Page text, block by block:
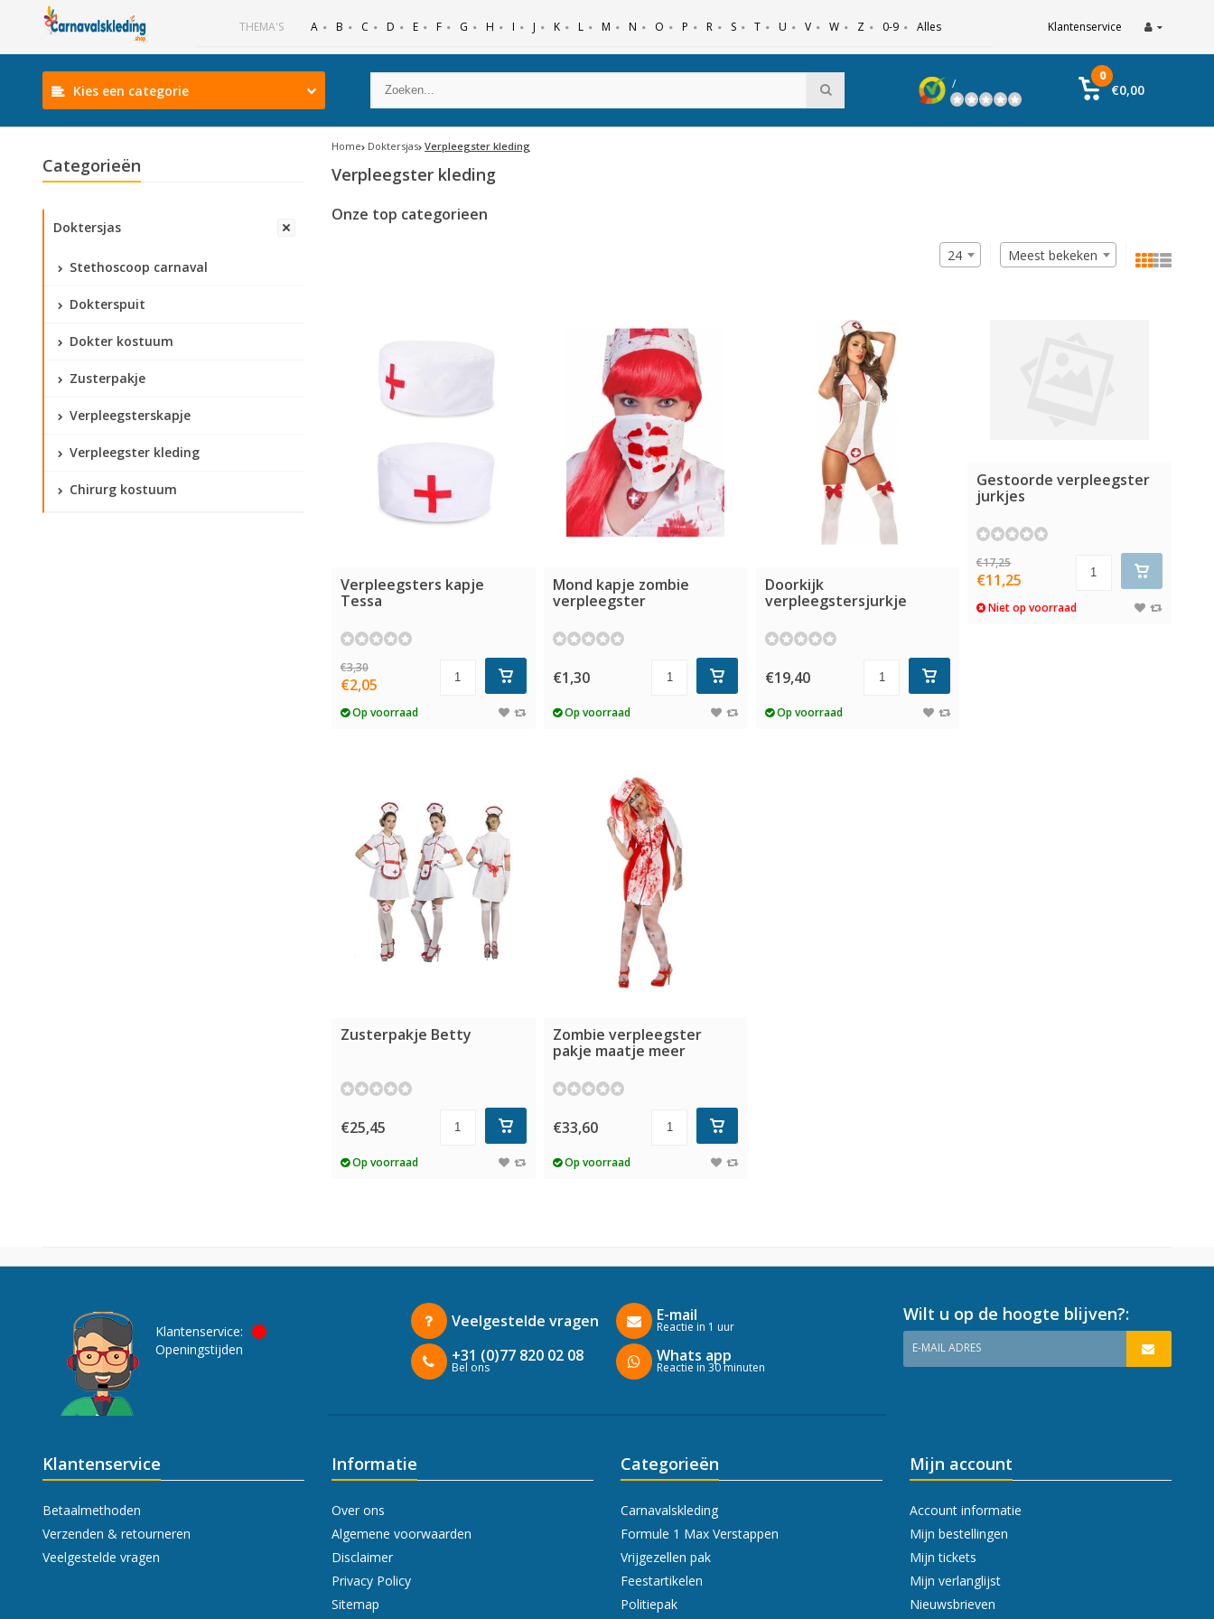
THEMA'S A B C D E F G H I J K L M N O P R S T U V W Z 0-9 Alles Klantenservice
Kies een categorie /
0
€0,00
Categorieën
Doktersjas
Stethoscoop carnaval
Dokterspuit
Dokter kostuum
Zusterpakje
Verpleegsterskapje
Verpleegster kleding
Chirurg kostuum
Home Doktersjas Verpleegster kleding
Verpleegster kleding
Onze top categorieen
Meest bekeken
24
Verpleegsters kapje
Tessa
€3,30
€2,05
Op voorraad
Mond kapje zombie
verpleegster
€1,30
Op voorraad
Doorkijk
verpleegstersjurkje
€19,40
Op voorraad
Gestoorde verpleegster
jurkjes
€17,25
€11,25
Niet op voorraad
Zusterpakje Betty
€25,45
Op voorraad
Zombie verpleegster
pakje maatje meer
€33,60
Op voorraad
Klantenservice:
Openingstijden
Veelgestelde vragen
+31 (0)77 820 02 08
Bel ons
E-mail
Reactie in 1 uur
Whats app
Reactie in 30 minuten
Wilt u op de hoogte blijven?:
E-MAIL ADRES
Klantenservice
Betaalmethoden
Verzenden & retourneren
Veelgestelde vragen
Informatie
Over ons
Algemene voorwaarden
Disclaimer
Privacy Policy
Sitemap
Categorieën
Carnavalskleding
Formule 1 Max Verstappen
Vrijgezellen pak
Feestartikelen
Politiepak
Mijn account
Account informatie
Mijn bestellingen
Mijn tickets
Mijn verlanglijst
Nieuwsbrieven